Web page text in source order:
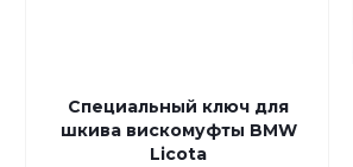
Специальный ключ для
шкива вискомуфты BMW
Licota